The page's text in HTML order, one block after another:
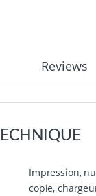
Reviews
Impression,
copie,